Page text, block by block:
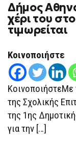
Δήμος
χέρι του
τιμωρείται
Κοινοποιήστε
ΚοινοποιήστεΜε
της Σχολικής
της 1ης
για την […]